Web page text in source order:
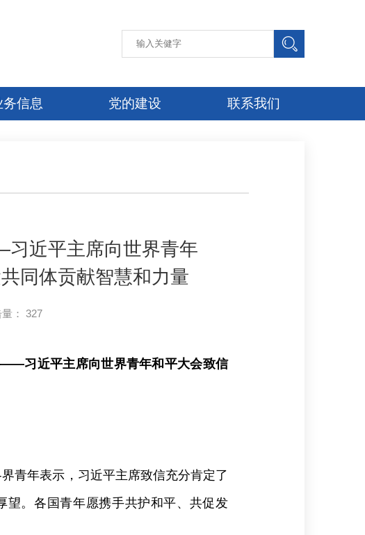
务信息 党的建设 联系我们
近平主席向世界青年
同体贡献智慧和力量
： 327
习近平主席向世界青年和平大会致信
青年表示，习近平主席致信充分肯定了
望。各国青年愿携手共护和平、共促发